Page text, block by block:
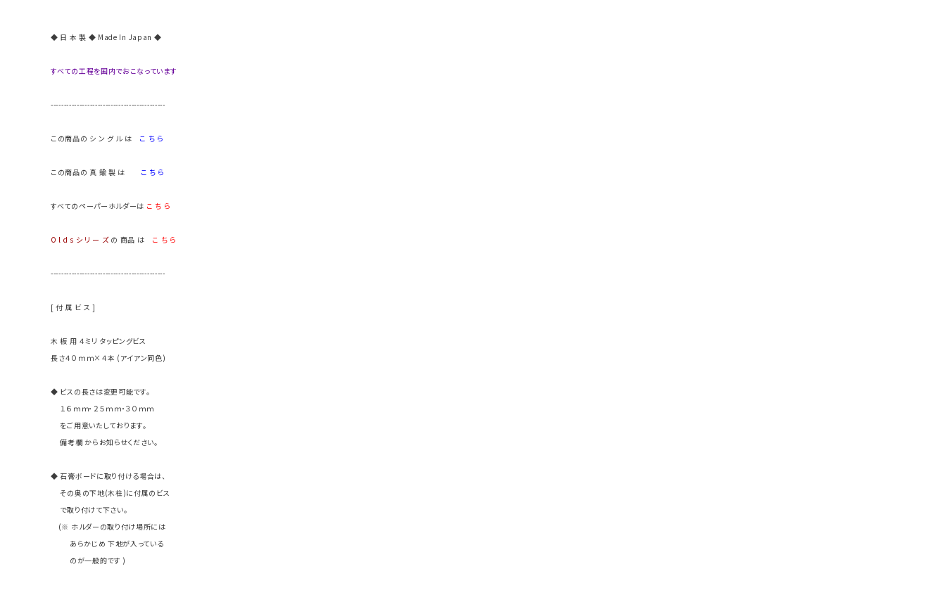
◆ 日 本 製 ◆ Made In Japan ◆
すべての工程を国内でおこなっています
--------------------------------------------
この商品の シ ン グ ル は こ ち ら
この商品の 真 鍮 製 は こ ち ら
すべてのペーパーホルダーは こ ち ら
O l d s シ リ ー ズ の 商品 は こ ち ら
--------------------------------------------
[ 付 属 ビ ス ]
木 板 用 ４ミリ タッピングビス
長さ４０ｍｍ×４本 (アイアン同色)
◆ ビスの長さは変更可能です。
１６ｍｍ・２５ｍｍ・３０ｍｍ
をご用意いたしております。
備考欄 からお知らせください。
◆ 石膏ボードに取り付ける場合は、
その奥の下地(木柱)に付属のビス
で取り付けて下さい。
(※ ホルダーの取り付け場所には
あらかじめ 下地が入っている
のが一般的です )